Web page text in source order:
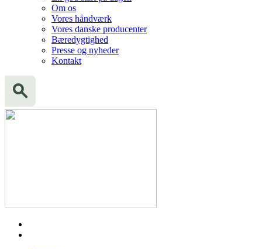
Om os
Vores håndværk
Vores danske producenter
Bæredygtighed
Presse og nyheder
Kontakt